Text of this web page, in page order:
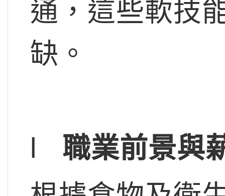
通，這些軟技
缺。
l 職業前景與